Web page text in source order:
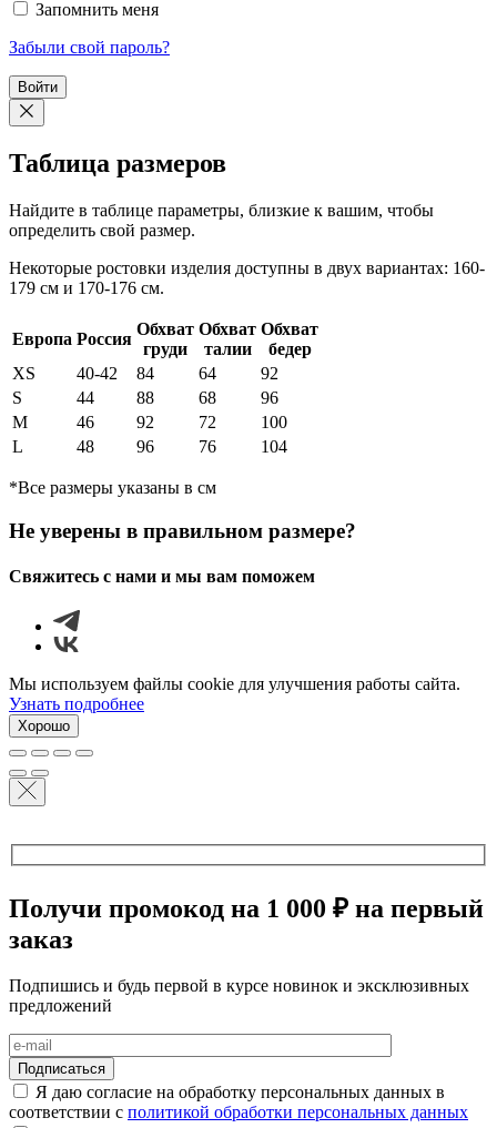
Запомнить меня
Забыли свой пароль?
Войти
Таблица размеров
Найдите в таблице параметры, близкие к вашим, чтобы
определить свой размер.
Некоторые ростовки изделия доступны в двух вариантах: 160-
179 см и 170-176 см.
Европа Россия
Обхват
груди
Обхват
талии
Обхват
бедер
XS
40-42 84 64
92
S
44 88 68
96
М
46 92 72
100
L
48 96 76 104
*Все размеры указаны в см
Не уверены в правильном размере?
Свяжитесь с нами и мы вам поможем
Мы используем файлы cookie для улучшения работы сайта.
Узнать подробнее
Хорошо
Получи промокод на 1 000 ₽ на первый
заказ
Подпишись и будь первой в курсе новинок и эксклюзивных
предложений
Я даю согласие на обработку персональных данных в
соответствии с политикой обработки персональных данных